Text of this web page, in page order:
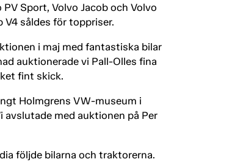
Sport, Volvo Jacob och Volvo
V4 såldes för toppriser.
i maj med fantastiska bilar
auktionerade vi Pall-Olles fina
fint skick.
Holmgrens VW-museum i
avslutade med auktionen på Per
följde bilarna och traktorerna.